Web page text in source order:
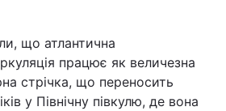
що атлантична
працює як величезна
стрічка, що переносить
у Північну півкулю, де вона